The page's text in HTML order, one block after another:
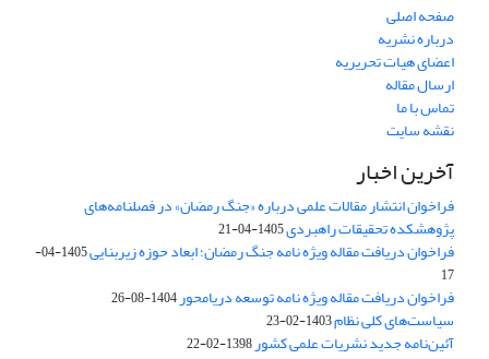
صفحه اصلی
درباره نشریه
اعضای هیات تحریریه
ارسال مقاله
تماس با ما
نقشه سایت
آخرین اخبار
فراخوان انتشار مقالات علمی درباره «جنگ رمضان» در فصلنامه‌های
پژوهشکده تحقیقات راهبردی1405-04-21
فراخوان دریافت مقاله ویژه نامه جنگ رمضان؛ ابعاد حوزه زیربنایی
1405-04-
17
فراخوان دریافت مقاله ویژه نامه توسعه دریامحور1404-08-26
سیاست‌های کلی نظام1403-02-23
آئین‌نامه جدید نشریات علمی کشور1398-02-22